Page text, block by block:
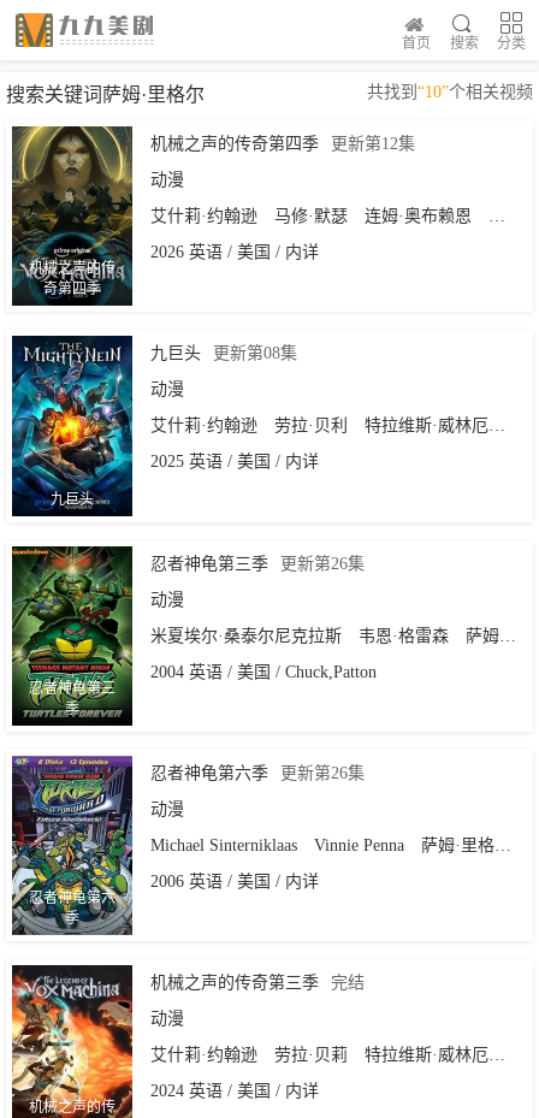
分类
搜索
首页
搜索关键词萨姆·里格尔 共找到 “10”个相关视频
机械之声的传
奇第四季
机械之声的传奇第四季
更新第12集
动漫
艾什莉·约翰逊
马修·默瑟 连姆·奥布赖恩
特拉
2026 英语 / 美国 / 内详
九巨头
九巨头
更新第08集
动漫
艾什莉·约翰逊
劳拉·贝利 特拉维斯·威林厄姆
2025 英语 / 美国 / 内详
忍者神龟第三
季
忍者神龟第三季
更新第26集
动漫
米夏埃尔·桑泰尔尼克拉斯
韦恩·格雷森
萨姆·里格尔
2004 英语 / 美国 / Chuck,Patton
忍者神龟第六
季
忍者神龟第六季
更新第26集
动漫
Michael Sinterniklaas
Vinnie Penna 萨姆·里格尔
2006 英语 / 美国 / 内详
机械之声的传
机械之声的传奇第三季
完结
动漫
艾什莉·约翰逊
劳拉·贝莉 特拉维斯·威林厄姆
2024 英语 / 美国 / 内详